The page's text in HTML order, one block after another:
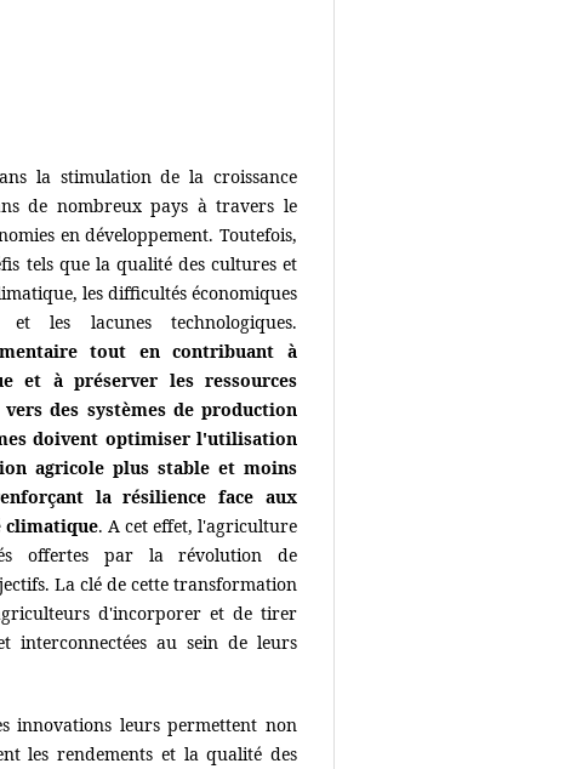
la stimulation de la croissance
de nombreux pays à travers le
en développement. Toutefois,
tels que la qualité des cultures et
les difficultés économiques
les lacunes technologiques.
tout en contribuant à
et à préserver les ressources
des systèmes de production
doivent optimiser l'utilisation
agricole plus stable et moins
la résilience face aux
climatique. A cet effet, l'agriculture
offertes par la révolution de
La clé de cette transformation
d'incorporer et de tirer
interconnectées au sein de leurs
innovations leurs permettent non
les rendements et la qualité des